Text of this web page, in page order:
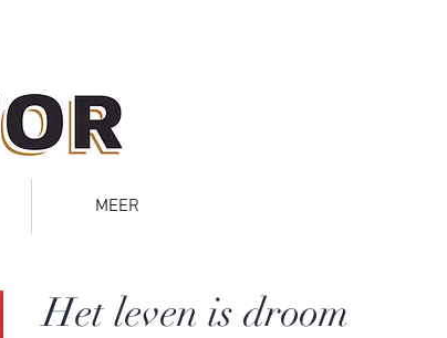
MEER
Het leven is droom